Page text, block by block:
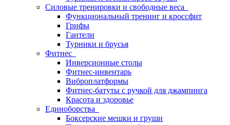
Силовые тренировки и свободные веса
Функциональный тренинг и кроссфит
Грифы
Гантели
Турники и брусья
Фитнес
Инверсионные столы
Фитнес-инвентарь
Виброплатформы
Фитнес-батуты с ручкой для джампинга
Красота и здоровье
Единоборства
Боксерские мешки и груши